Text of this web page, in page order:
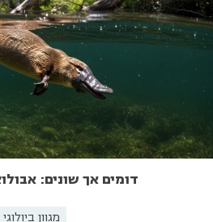
דומים אך שונים:
מגוון ביולוגי